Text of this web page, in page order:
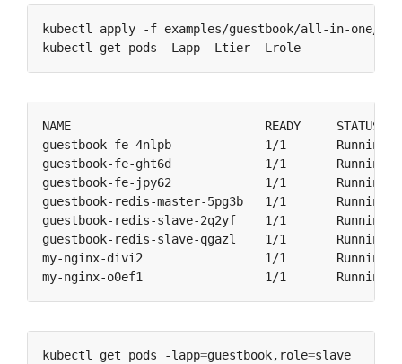
guestbook-fe-4nlpb             1/1
guestbook-fe-ght6d             1/1
guestbook-fe-jpy62             1/1
guestbook-redis-master-5pg3b   1/1
guestbook-redis-slave-2q2yf    1/1
guestbook-redis-slave-qgazl    1/1
my-nginx-divi2                 1/1
my-nginx-o0ef1                 1/1
kubectl get pods -lapp=guestbook,role=